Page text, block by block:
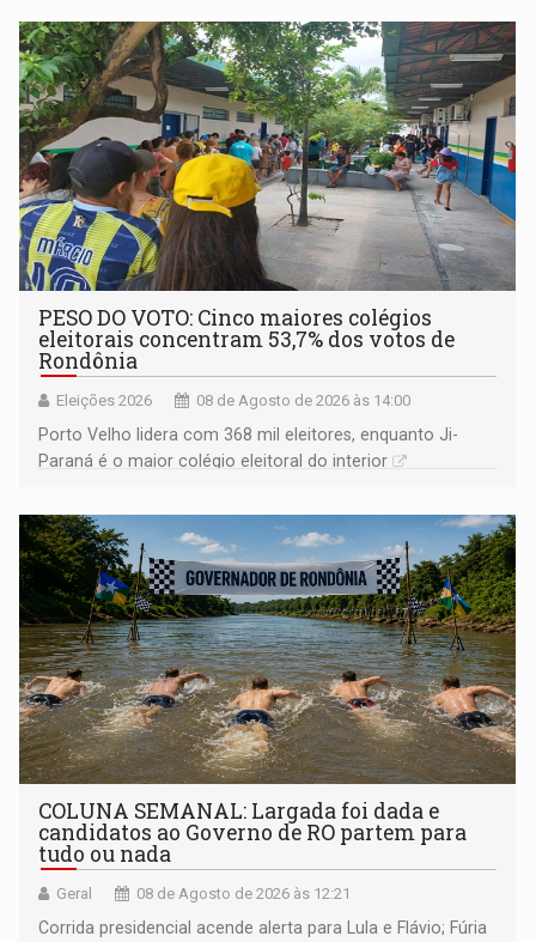
PESO DO VOTO: Cinco maiores colégios
eleitorais concentram 53,7% dos votos de
Rondônia
Eleições 2026 08 de Agosto de 2026 às 14:00
Porto Velho lidera com 368 mil eleitores, enquanto Ji-
Paraná é o maior colégio eleitoral do interior
COLUNA SEMANAL: Largada foi dada e
candidatos ao Governo de RO partem para
tudo ou nada
Geral 08 de Agosto de 2026 às 12:21
Corrida presidencial acende alerta para Lula e Flávio; Fúria